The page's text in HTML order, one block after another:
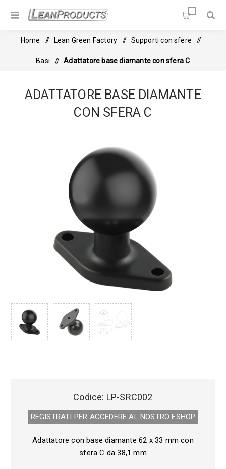
Soluzioni per la Lean
Home / Lean Green Factory / Supporti con sfere /
Basi / Adattatore base diamante con sfera C
ADATTATORE BASE DIAMANTE
CON SFERA C
Codice: LP-SRC002
REGISTRATI PER ACCEDERE AL NOSTRO E­SHOP
Adattatore con base diamante 62 x 33 mm con
sfera C da 38,1 mm